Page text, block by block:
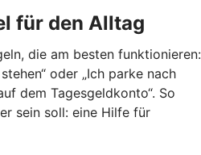
für den Alltag
die am besten funktionieren:
oder „Ich parke nach
dem Tagesgeldkonto“. So
sein soll: eine Hilfe für